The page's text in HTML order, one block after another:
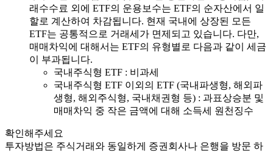
래수수료 외에 ETF의 운용보수는 ETF의 순자산에서 일
할로 계산하여 차감됩니다. 현재 국내에 상장된 모든
ETF는 공통적으로 거래세가 면제되고 있습니다. 다만,
매매차익에 대해서는 ETF의 유형별로 다음과 같이 세금
이 부과됩니다.
국내주식형 ETF : 비과세
국내주식형 ETF 이외의 ETF (국내파생형, 해외파
생형, 해외주식형, 국내채권형 등) : 과표상승분 및
매매차익 중 작은 금액에 대해 소득세 원천징수
확인해주세요
투자방법은 주식거래와 동일하게 증권회사나 은행을 방문 하